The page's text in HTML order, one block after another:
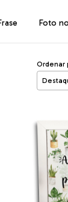
Foto
Ordenar